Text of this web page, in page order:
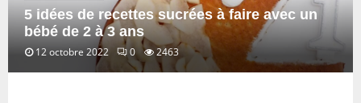
5 idées de recettes sucrées à faire avec un
bébé de 2 à 3 ans
12 octobre 2022 0 2463